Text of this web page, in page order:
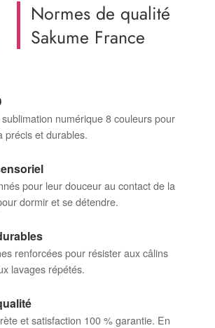
Normes de qualité
Sakume France
numérique 8 couleurs pour
précis et durables.
pour leur douceur au contact de la
dormir et se détendre.
renforcées pour résister aux câlins
lavages répétés.
et satisfaction 100 % garantie. En